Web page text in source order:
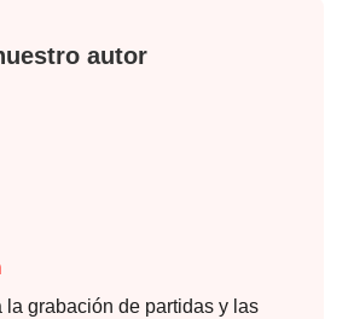
autor
la grabación de partidas y las